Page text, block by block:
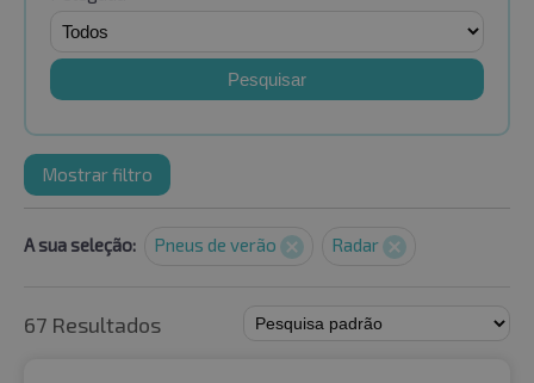
Pesquisar
Mostrar filtro
A sua seleção: Pneus de verão Radar
67 Resultados